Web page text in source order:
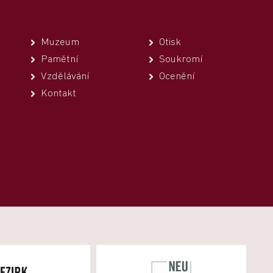
Muzeum
Pamětní
Vzdělávání
Kontakt
Otisk
Soukromí
Ocenění